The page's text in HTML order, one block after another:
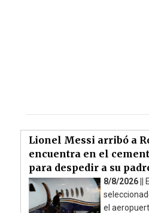
Lionel Messi arribó a
encuentra en el
para despedir a su
8/8/2026 ||
el